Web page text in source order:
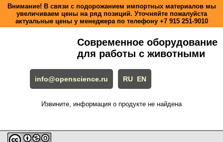
Внимание! В связи с подорожанием импортных материалов мы
увеличиваем цены на ряд позиций. Уточняйте пожалуйста
актуальные цены у менеджера по телефону +7 915 251-9010
Современное оборудование
для работы с животными
info@openscience.ru RU EN
Извините, информация о продукте не найдена